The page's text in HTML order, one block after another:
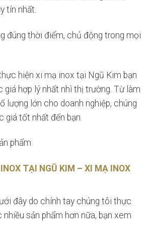
tín nhất.
đúng thời điểm, chủ động trong mọi
hiện xi mạ inox tại Ngũ Kim bạn
giá hợp lý nhất nhì thị trường. Từ làm
lượng lớn cho doanh nghiệp, chúng
giá tốt nhất đến bạn.
phẩm.
TẠI NGŨ KIM – XI MẠ INOX
đây do chính tay chúng tôi thực
sản phẩm hơn nữa, bạn xem